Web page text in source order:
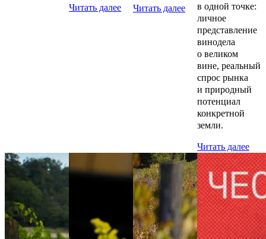
Читать далее Читать далее
в одной точке:
личное
представление
винодела
о великом
вине, реальный
спрос рынка
и природный
потенциал
конкретной
земли.
Читать далее